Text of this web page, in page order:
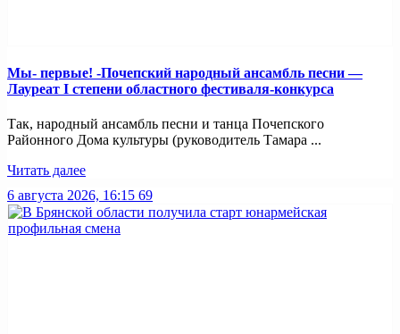
Мы- первые! -Почепский народный ансамбль песни —
Лауреат I степени областного фестиваля-конкурса
Так, народный ансамбль песни и танца Почепского
Районного Дома культуры (руководитель Тамара ...
Читать далее
6 августа 2026, 16:15 69